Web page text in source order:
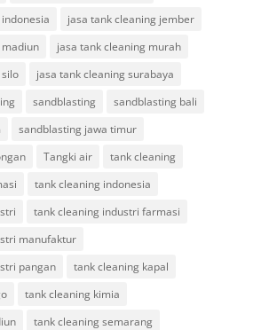
jasa tank cleaning jember
jasa tank cleaning murah
jasa tank cleaning surabaya
sandblasting
sandblasting bali
sandblasting jawa timur
Tangki air
tank cleaning
tank cleaning indonesia
tank cleaning industri farmasi
manufaktur
pangan
tank cleaning kapal
tank cleaning kimia
tank cleaning semarang